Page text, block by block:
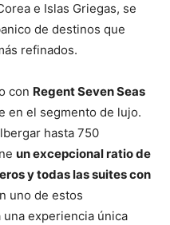
e Islas Griegas, se
de destinos que
refinados.
con Regent Seven Seas
en el segmento de lujo.
hasta 750
un excepcional ratio de
y todas las suites con
uno de estos
experiencia única